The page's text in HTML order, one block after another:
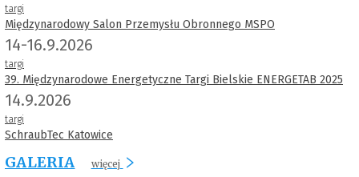
targi
Międzynarodowy Salon Przemysłu Obronnego MSPO
14-16.9.2026
targi
39. Międzynarodowe Energetyczne Targi Bielskie ENERGETAB 2025
14.9.2026
targi
SchraubTec Katowice
GALERIA więcej